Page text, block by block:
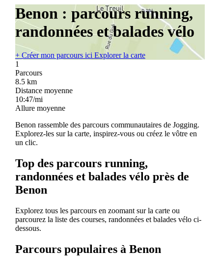
Benon : parcours running,
randonnées et balades vélo
+Créer mon parcours ici Explorer la carte
1
Parcours
8.5 km
Distance moyenne
10:47/mi
Allure moyenne
Benon rassemble des parcours communautaires de Jogging.
Explorez-les sur la carte, inspirez-vous ou créez le vôtre en
un clic.
Top des parcours running,
randonnées et balades vélo près de
Benon
Explorez tous les parcours en zoomant sur la carte ou
parcourez la liste des courses, randonnées et balades vélo ci-
dessous.
Parcours populaires à Benon